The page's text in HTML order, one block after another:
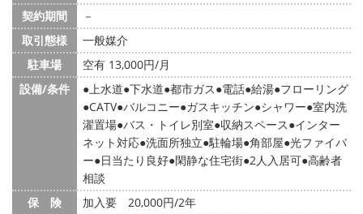
契約期間
－
取引態様
一般媒介
駐車場
空有 13,000円/月
設備/条件
上水道 下水道 都市ガス 電話 給湯 フローリング
CATV バルコニー ガスキッチン シャワー 室内洗
濯置場 バス・トイレ別室 収納スペース インター
ネット対応 洗面所独立 駐輪場 角部屋 光ファイバ
ー 日当たり良好 閑静な住宅街 2人入居可 高齢者
相談
保 険
加入要 20,000円/2年